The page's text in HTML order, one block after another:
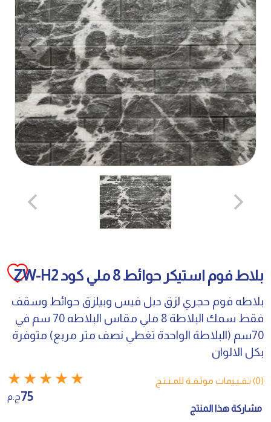
بلاط فوم استيكر حوائط 8 ملي كود ZW-H2
بلاطه فوم حجري لزق دبل فيس وبيلزق حوائط وسقف
فقط سمك البلاطة 8 ملي مقاس البلاطه 70 سم في
70سم (البلاطة الواحدة تغطي نصف متر مربع) متوفرة
بكل الالوان
(0) تـقـيـيمات موثـقـة للمـنـتـج ★
★
★
★
★
75ج.م
مشاركة هذا المنتج